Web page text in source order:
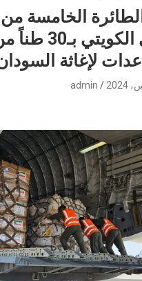
الطائرة الخامسة
الجوي الكويتي بـ30
لإغاثة
admin